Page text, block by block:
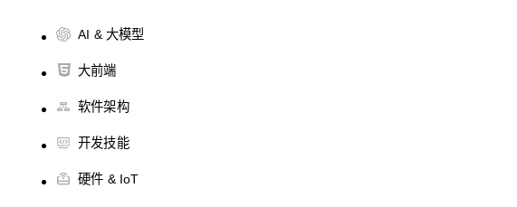
AI & 大模型
大前端
软件架构
开发技能
硬件 & IoT